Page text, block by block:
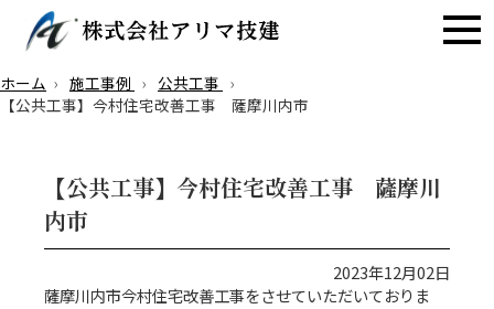
ホーム 施工事例
公共工事
【公共工事】今村住宅改善工事 薩摩川内市
【公共工事】今村住宅改善工事 薩摩川
内市
2023年12月02日
薩摩川内市今村住宅改善工事をさせていただいておりま